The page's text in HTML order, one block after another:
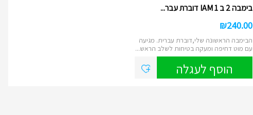
בימבה 2 ב 1 IAM דוברת עבר...
240.00
₪
הבימבה הראשונה שלי,דוברת עברית. מגיעה
עם מוט דחיפה ומעקה בטיחות לשלב הראש...
הוסף לעגלה